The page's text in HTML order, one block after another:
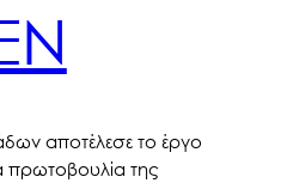
αποτέλεσε το έργο
πρωτοβουλία της